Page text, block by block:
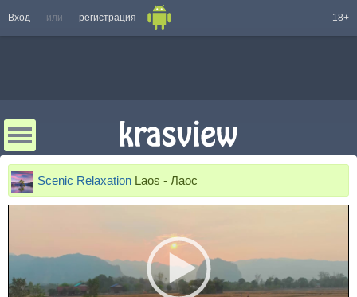
Вход или регистрация 18+
Scenic Relaxation Laos - Лаос